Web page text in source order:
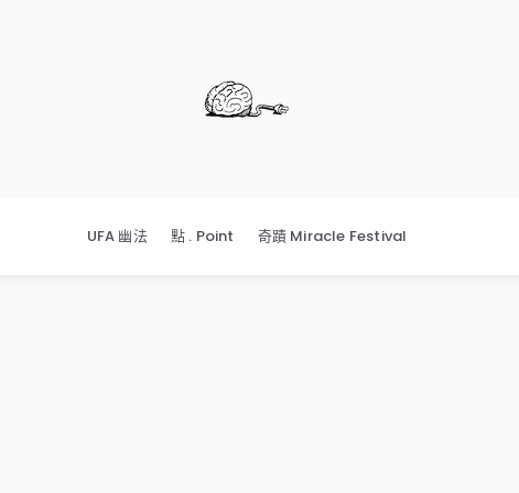
UFA 幽法 點 . Point 奇蹟 Miracle Festival